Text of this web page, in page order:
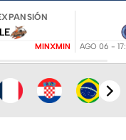
MINXMIN AGO 06 -